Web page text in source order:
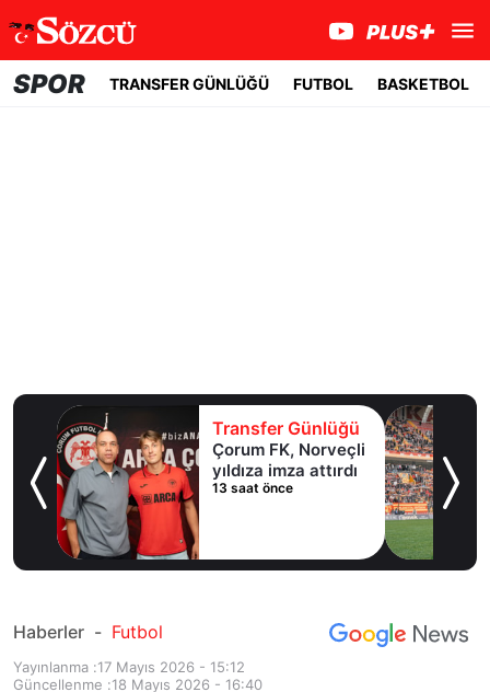
SPOR TRANSFER GÜNLÜĞÜ FUTBOL BASKETBOL
Transfer Günlüğü
Çorum FK, Norveçli
yıldıza imza attırdı
13 saat önce
Haberler - Futbol
Yayınlanma :17 Mayıs 2026 - 15:12
Güncellenme :18 Mayıs 2026 - 16:40